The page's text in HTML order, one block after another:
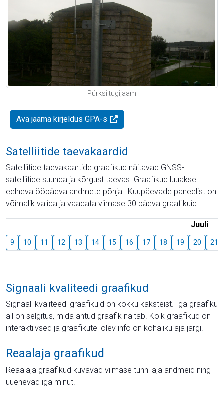
Pürksi tugijaam
Ava jaama kirjeldus GPA-s
Satelliitide taevakaardid
Satelliitide taevakaartide graafikud näitavad GNSS-
satelliitide suunda ja kõrgust taevas. Graafikud luuakse
eelneva ööpäeva andmete põhjal. Kuupäevade paneelist on
võimalik valida ja vaadata viimase 30 päeva graafikuid.
Juuli
9 10 11 12 13 14 15 16 17 18 19 20 21
Signaali kvaliteedi graafikud
Signaali kvaliteedi graafikuid on kokku kaksteist. Iga graafiku
all on selgitus, mida antud graafik näitab. Kõik graafikud on
interaktiivsed ja graafikutel olev info on kohaliku aja järgi.
Reaalaja graafikud
Reaalaja graafikud kuvavad viimase tunni aja andmeid ning
uuenevad iga minut.